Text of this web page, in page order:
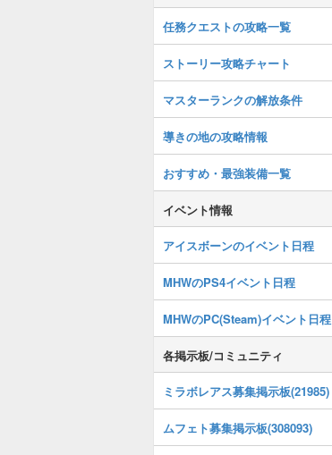
任務クエストの攻略一覧
ストーリー攻略チャート
マスターランクの解放条件
導きの地の攻略情報
おすすめ・最強装備一覧
イベント情報
アイスボーンのイベント日程
MHWのPS4イベント日程
MHWのPC(Steam)イベント日程
各掲示板/コミュニティ
ミラボレアス募集掲示板(21985)
ムフェト募集掲示板(308093)